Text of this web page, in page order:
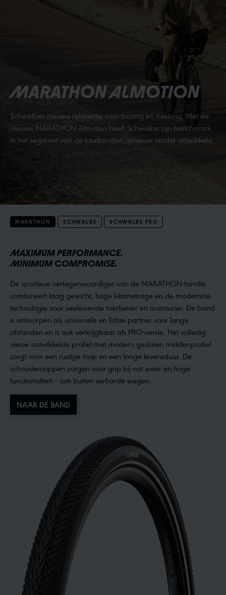
MARATHON ALMOTION
Schwalbes nieuwe referentie voor touring en trekking. Met de
nieuwe MARATHON Almotion heeft Schwalbe zijn benchmark
in het segment van de tourbanden opnieuw verder ontwikkeld.
MARATHON SCHWALBE SCHWALBE PRO
MAXIMUM PERFORMANCE.
MINIMUM COMPROMISE.
De sportieve vertegenwoordiger van de MARATHON-familie
combineert laag gewicht, hoge kilometrage en de modernste
technologie voor veeleisende toerfietser en avonturier. De band
is ontworpen als universele en lichte partner voor lange
afstanden en is ook verkrijgbaar als PRO-versie. Het volledig
nieuw ontwikkelde profiel met modern gesloten middenprofiel
zorgt voor een rustige loop en een lange levensduur. De
schoudernoppen zorgen voor grip bij nat weer en hoge
functionaliteit – ook buiten verharde wegen.
NAAR DE BAND